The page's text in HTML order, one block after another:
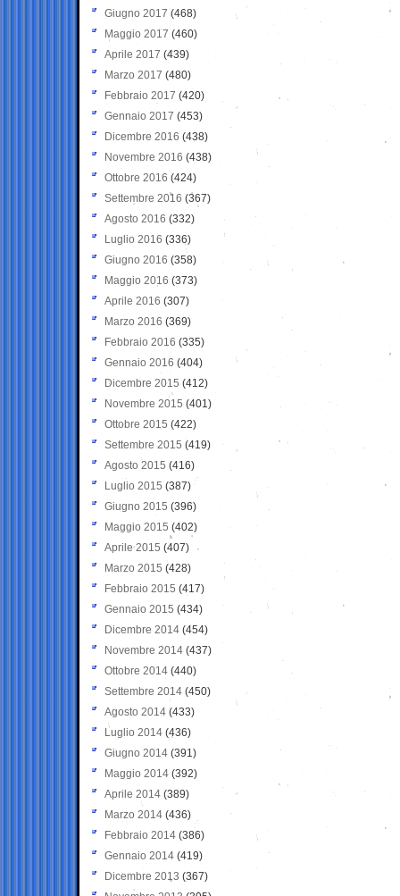
Giugno 2017 (468)
Maggio 2017 (460)
Aprile 2017 (439)
Marzo 2017 (480)
Febbraio 2017 (420)
Gennaio 2017 (453)
Dicembre 2016 (438)
Novembre 2016 (438)
Ottobre 2016 (424)
Settembre 2016 (367)
Agosto 2016 (332)
Luglio 2016 (336)
Giugno 2016 (358)
Maggio 2016 (373)
Aprile 2016 (307)
Marzo 2016 (369)
Febbraio 2016 (335)
Gennaio 2016 (404)
Dicembre 2015 (412)
Novembre 2015 (401)
Ottobre 2015 (422)
Settembre 2015 (419)
Agosto 2015 (416)
Luglio 2015 (387)
Giugno 2015 (396)
Maggio 2015 (402)
Aprile 2015 (407)
Marzo 2015 (428)
Febbraio 2015 (417)
Gennaio 2015 (434)
Dicembre 2014 (454)
Novembre 2014 (437)
Ottobre 2014 (440)
Settembre 2014 (450)
Agosto 2014 (433)
Luglio 2014 (436)
Giugno 2014 (391)
Maggio 2014 (392)
Aprile 2014 (389)
Marzo 2014 (436)
Febbraio 2014 (386)
Gennaio 2014 (419)
Dicembre 2013 (367)